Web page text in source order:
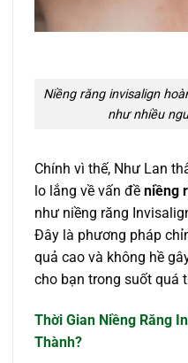
Niềng răng invisalign
như nhiều
Chính vì thế, Như Lan
lo lắng về vấn đề niềng
như niềng răng
Đây là phương pháp
quả cao và không hề
cho bạn trong suốt quá
Thời Gian Niềng Răng
Thành?